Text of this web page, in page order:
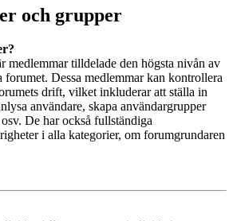
och grupper
medlemmar tilldelade den högsta nivån av
Dessa medlemmar kan kontrollera
drift, vilket inkluderar att ställa in
användare, skapa användargrupper
De har också fullständiga
i alla kategorier, om forumgrundaren